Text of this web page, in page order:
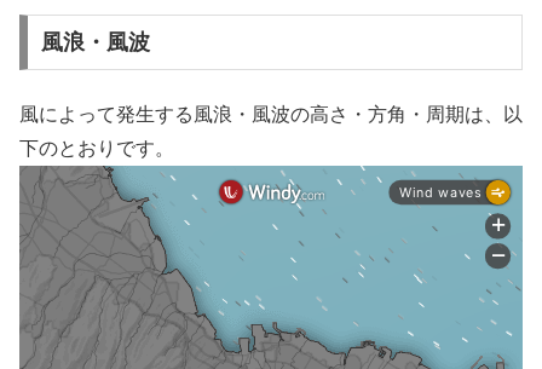
風浪・風波
風によって発生する風浪・風波の高さ・方角・周期は、以
下のとおりです。